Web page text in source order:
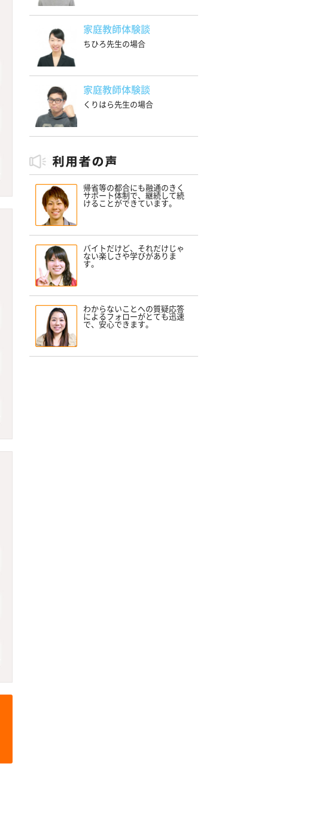
家庭教師体験談
ちひろ先生の場合
家庭教師体験談
くりはら先生の場合
帰省等の都合にも融通のきく
サポート体制で、継続して続
けることができています。
バイトだけど、それだけじゃ
ない楽しさや学びがありま
す。
わからないことへの質疑応答
によるフォローがとても迅速
で、安心できます。